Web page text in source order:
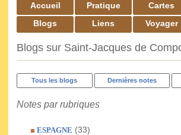
Accueil Pratique Cartes
Blogs
Liens Voyager
Blogs sur Saint-Jacques de
Tous les blogs Dernières notes
Notes par rubriques
ESPAGNE (33)